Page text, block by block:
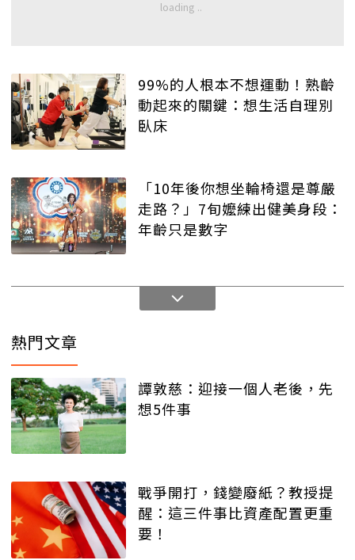
99%的人根本不想運動！熟齡
動起來的關鍵：想生活自理別
臥床
「10年後你想坐輪椅還是尊嚴
走路？」7旬嬤練出健美身段：
年齡只是數字
熱門文章
譚敦慈：迎接一個人老後，先
想5件事
戰爭開打，錢變廢紙？教授提
醒：這三件事比資產配置更重
要！